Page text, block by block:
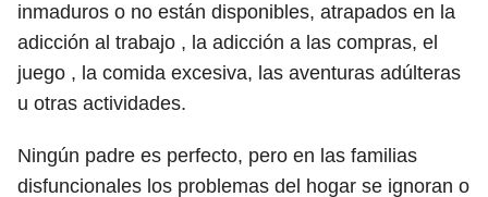
inmaduros o no están disponibles, atrapados en la
adicción al trabajo , la adicción a las compras, el
juego , la comida excesiva, las aventuras adúlteras
u otras actividades.
Ningún padre es perfecto, pero en las familias
disfuncionales los problemas del hogar se ignoran o